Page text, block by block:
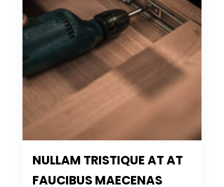
NULLAM TRISTIQUE AT AT
FAUCIBUS MAECENAS